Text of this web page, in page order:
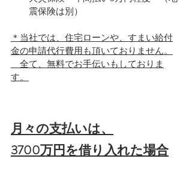
震保険は別）
＊当社では、住宅ローンや、すまい給付
金の申請代行費用も頂いておりません。
全て、無料でお手伝いもしておりま
す。
月々の支払いは、
3700万円を借り入れた場合